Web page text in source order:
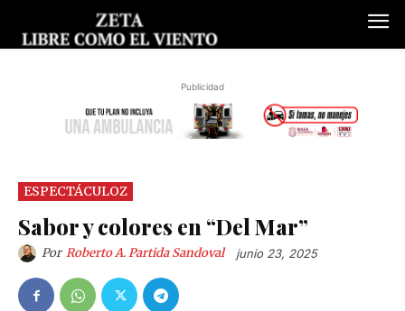
Publicidad
ESPECTÁCULOZ
Sabor y colores en “Del Mar”
Por Roberto A. Partida Sandoval junio 23, 2025